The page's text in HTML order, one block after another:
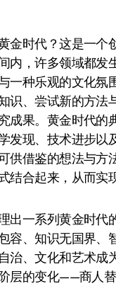
金时代？这是一个
内，许多领域都发
一种乐观的文化氛
识、尝试新的方法
成果。黄金时代的
发现、技术进步以
供借鉴的想法与方
结合起来，从而实
出一系列黄金时代
容、知识无国界、
治、文化和艺术成
层的变化——商人